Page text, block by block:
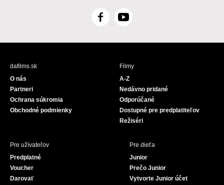
F
c
Y
u
e
dafilms.sk
O nás
Partneri
Ochrana súkromia
Obchodné podmienky
Filmy
A-Z
Nedávno pridané
Odporúčané
Dostupné pre predplatiteľov
Režiséri
Pre užívateľov
Predplatné
Voucher
Darovať
Pre dieťa
Junior
Prečo Junior
Vytvorte Junior účet